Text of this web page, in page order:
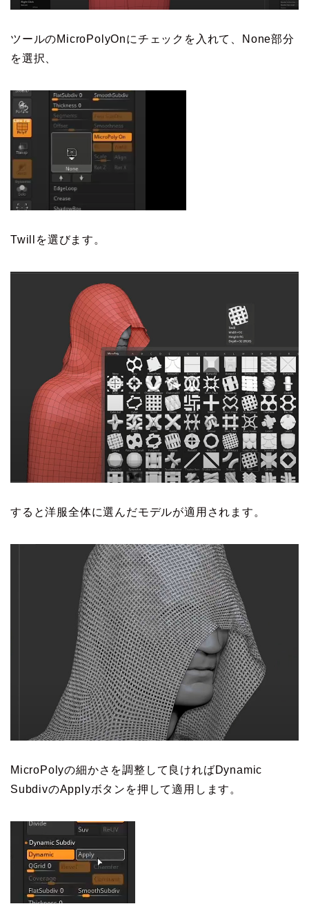
ツールのMicroPolyOnにチェックを入れて、None部分
を選択、
Twillを選びます。
すると洋服全体に選んだモデルが適用されます。
MicroPolyの細かさを調整して良ければDynamic
SubdivのApplyボタンを押して適用します。